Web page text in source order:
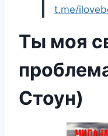
t.me/
Ты моя
Стоун)